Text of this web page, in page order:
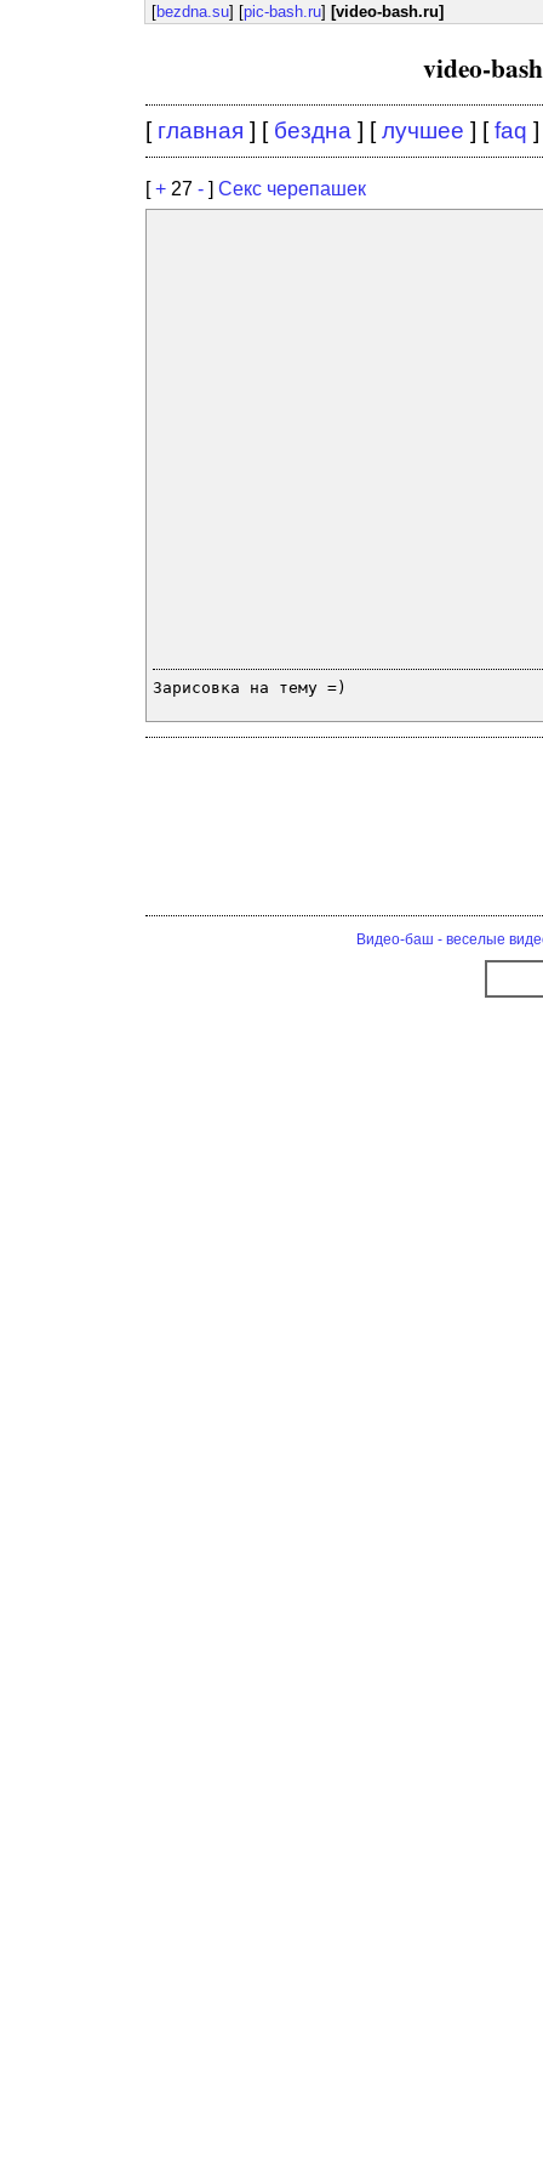
[bezdna.su] [pic-bash.ru] [video-bash.ru]
video-
[ главная ] [ бездна ] [лучшее ] [faq ]
[+ 27 - ] Cекс черепашек
Зарисовка на тему =)
Видео-баш - веселые